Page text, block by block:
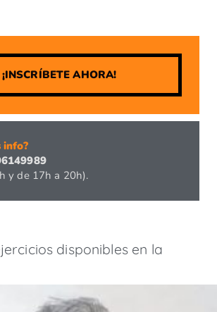
¡INSCRÍBETE AHORA!
info?
y de 17h a 20h).
disponibles en la